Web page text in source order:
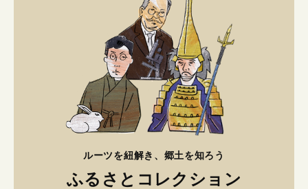
ルーツを紐解き、郷土を知ろう
ふるさとコレクション